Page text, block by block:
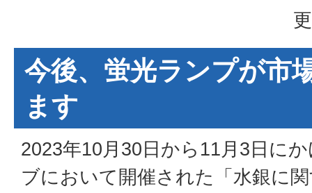
今後、蛍光ランプが市
ます
2023年10月30日から11月3日に
ブにおいて開催された「水銀に